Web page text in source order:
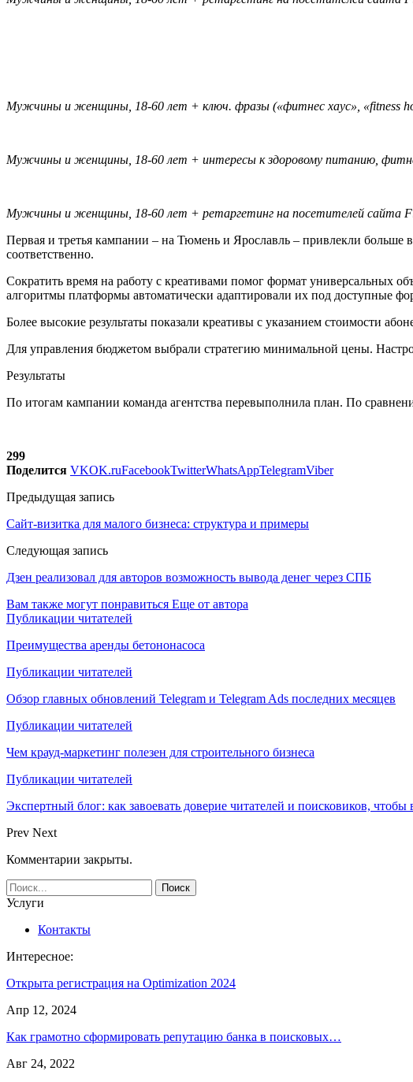
Мужчины и женщины, 18-60 лет + ключ. фразы («фитнес хаус», «fitness
Мужчины и женщины, 18-60 лет + интересы к здоровому питанию,
Мужчины и женщины, 18-60 лет + ретаргетинг на посетителей сайта
Первая и третья кампании – на Тюмень и Ярославль – привлекли больше
соответственно.
Сократить время на работу с креативами помог формат универсальных
алгоритмы платформы автоматически адаптировали их под доступные
Более высокие результаты показали креативы с указанием стоимости
Для управления бюджетом выбрали стратегию минимальной цены.
Результаты
По итогам кампании команда агентства перевыполнила план. По
299
Поделится VKOK.ruFacebookTwitterWhatsAppTelegramViber
Предыдущая запись
Сайт-визитка для малого бизнеса: структура и примеры
Следующая запись
Дзен реализовал для авторов возможность вывода денег через СПБ
Вам также могут понравиться Еще от автора
Публикации читателей
Преимущества аренды бетононасоса
Публикации читателей
Обзор главных обновлений Telegram и Telegram Ads последних месяцев
Публикации читателей
Чем крауд-маркетинг полезен для строительного бизнеса
Публикации читателей
Экспертный блог: как завоевать доверие читателей и поисковиков,
Prev Next
Комментарии закрыты.
Услуги
Контакты
Интересное:
Открыта регистрация на Optimization 2024
Апр 12, 2024
Как грамотно сформировать репутацию банка в поисковых…
Авг 24, 2022